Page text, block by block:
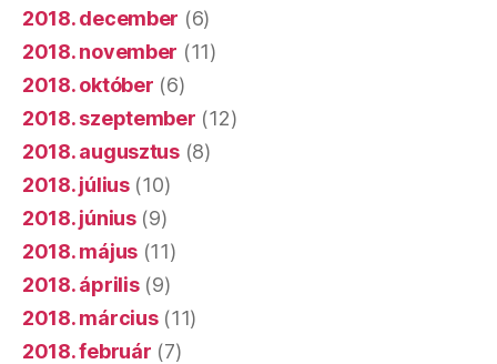
2018. december (6)
2018. november (11)
2018. október (6)
2018. szeptember (12)
2018. augusztus(8)
2018. július(10)
2018. június(9)
2018. május (11)
2018. április(9)
2018. március(11)
2018. február (7)